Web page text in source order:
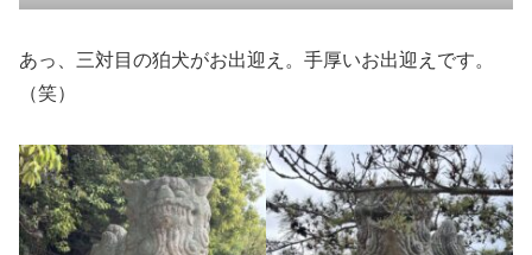
あっ、三対目の狛犬がお出迎え。手厚いお出迎えです。
（笑）